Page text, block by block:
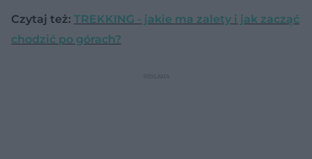
Czytaj też: TREKKING - jakie ma zalety i jak zacząć
chodzić po górach?